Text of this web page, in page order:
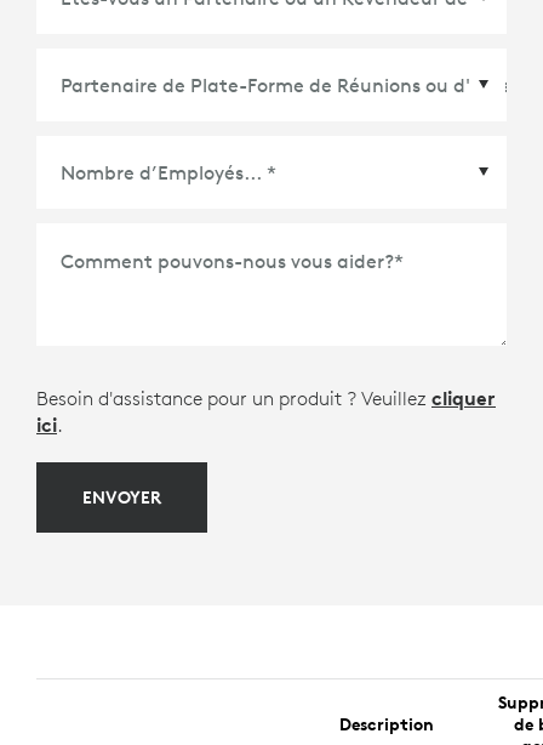
d'Écosystème
Comment pouvons-nous vous aider?*
Besoin d'assistance pour un produit ? Veuillez cliquer
ici.
ENVOYER
Description
de